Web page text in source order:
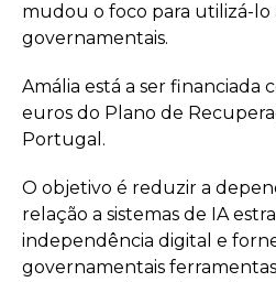
mudou o foco para utilizá-lo
governamentais.
Amália está a ser financiada
euros do Plano de
Portugal.
O objetivo é reduzir a
relação a sistemas de IA
independência digital e
governamentais